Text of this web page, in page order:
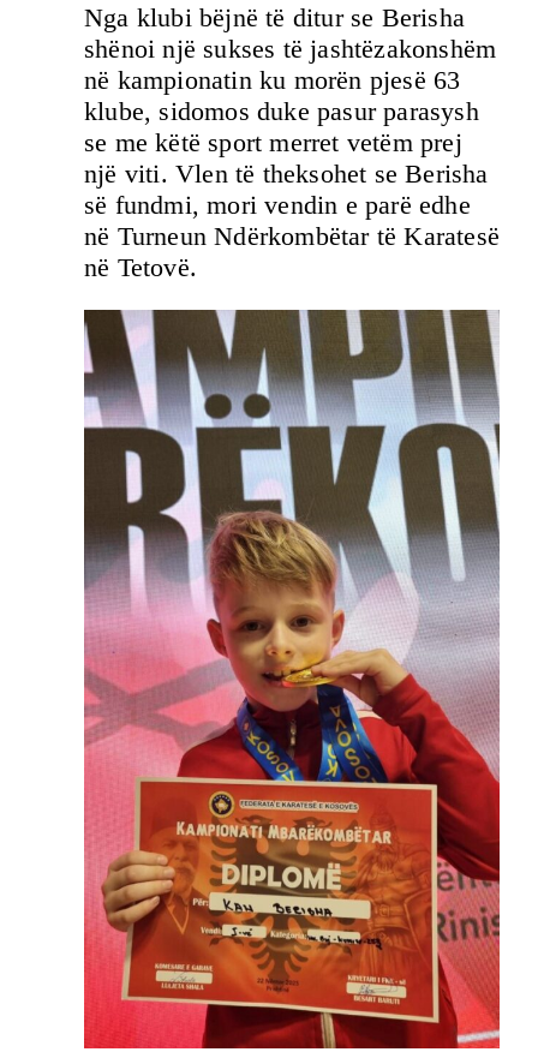
Nga klubi bëjnë të ditur se Berisha
shënoi një sukses të jashtëzakonshëm
në kampionatin ku morën pjesë 63
klube, sidomos duke pasur parasysh
se me këtë sport merret vetëm prej
një viti. Vlen të theksohet se Berisha
së fundmi, mori vendin e parë edhe
në Turneun Ndërkombëtar të Karatesë
në Tetovë.